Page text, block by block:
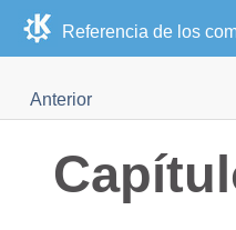
Referencia de los
Anterior